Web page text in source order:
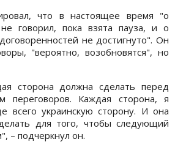
что в настоящее время "о
говорил, пока взята пауза, и о
не достигнуто". Он
"вероятно, возобновятся", но
сторона должна сделать перед
переговоров. Каждая сторона, я
всего украинскую сторону. И она
для того, чтобы следующий
– подчеркнул он.